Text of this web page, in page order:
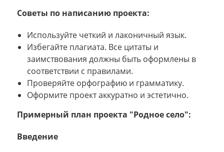
Советы по написанию проекта:
Используйте четкий и лаконичный язык.
Избегайте плагиата. Все цитаты и
заимствования должны быть оформлены в
соответствии с правилами.
Проверяйте орфографию и грамматику.
Оформите проект аккуратно и эстетично.
Примерный план проекта "Родное село":
Введение